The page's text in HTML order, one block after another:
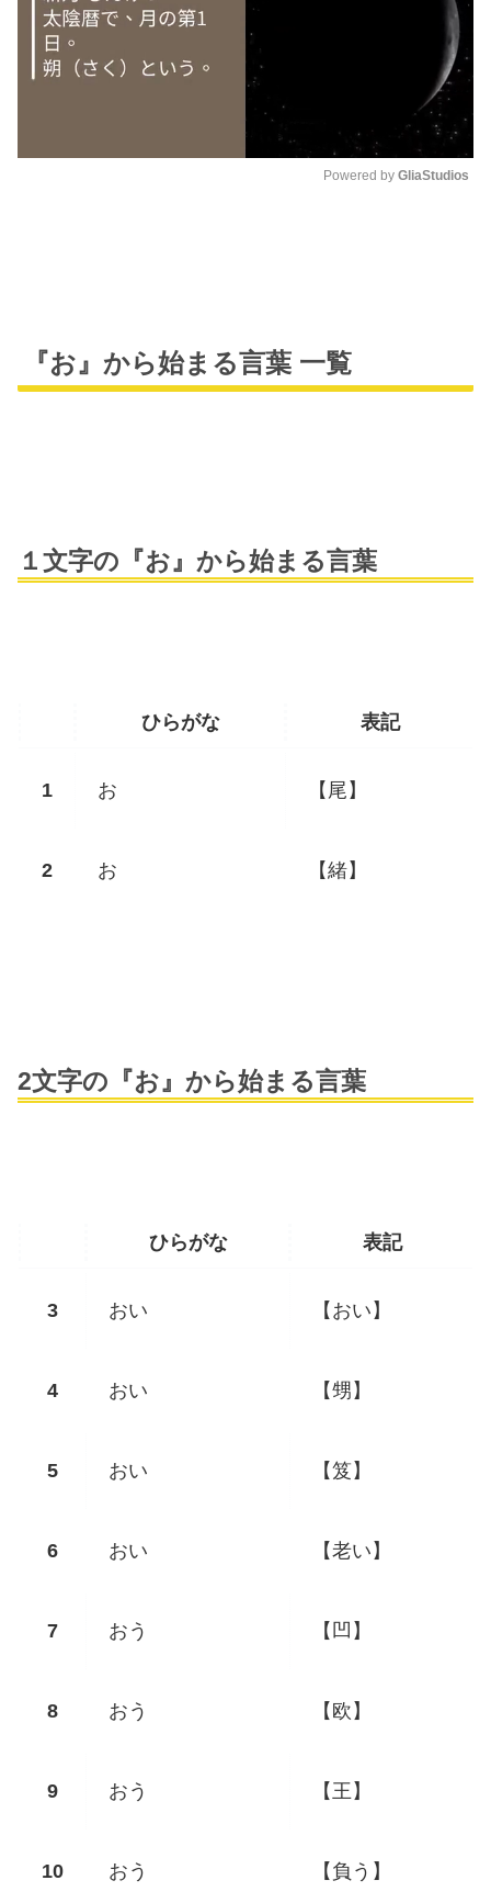
Powered by GliaStudios
『お』から始まる言葉 一覧
１文字の『お』から始まる言葉
ひらがな 表記
お 【尾】
お 【緒】
2文字の『お』から始まる言葉
ひらがな 表記
おい 【おい】
おい 【甥】
おい 【笈】
おい 【老い】
おう 【凹】
おう 【欧】
おう 【王】
おう 【負う】